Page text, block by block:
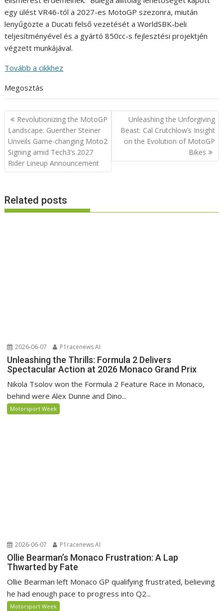
egy ülést VR46-tól a 2027-es MotoGP szezonra, miután
lenyűgözte a Ducati felső vezetését a WorldSBK-beli
teljesítményével és a gyártó 850cc-s fejlesztési projektjén
végzett munkájával.
Tovább a cikkhez
Megosztás
Post
navigation
Revolutionizing the MotoGP
Landscape: Guenther Steiner
Unveils Game-changing Moto2
Signing amid Tech3’s 2027
Rider Lineup Announcement
Unleashing the Unforgiving
Beast: Cal Crutchlow’s Insight
on the Evolution of MotoGP
Bikes
Related posts
2026-06-07 P1racenews AI
Unleashing the Thrills: Formula 2 Delivers
Spectacular Action at 2026 Monaco Grand Prix
Nikola Tsolov won the Formula 2 Feature Race in Monaco,
behind were Alex Dunne and Dino...
Motorsport Week
2026-06-07 P1racenews AI
Ollie Bearman’s Monaco Frustration: A Lap
Thwarted by Fate
Ollie Bearman left Monaco GP qualifying frustrated, believing
he had enough pace to progress into Q2...
Motorsport Week